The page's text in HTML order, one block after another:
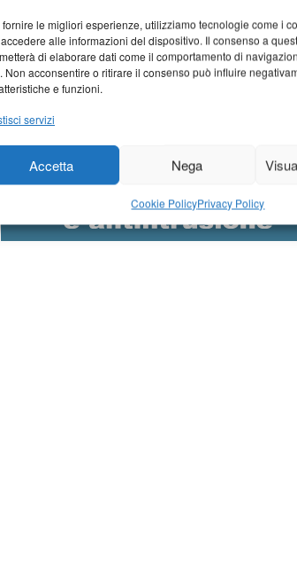
fornire le migliori esperienze, utilizziamo tecnologie come i
alle informazioni del dispositivo. Il consenso a
di elaborare dati come il comportamento di
Non acconsentire o ritirare il consenso può influire
e funzioni.
servizi
Accetta Nega
Cookie PolicyPrivacy Policy